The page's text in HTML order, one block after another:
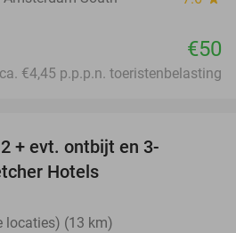
€50
€4,45 p.p.p.n. toeristenbelasting
+ evt. ontbijt en 3-
Hotels
locaties) (13 km)